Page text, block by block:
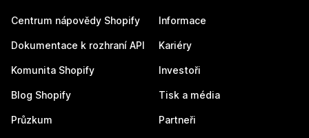
Centrum nápovědy Shopify
Dokumentace k rozhraní API
Komunita Shopify
Blog Shopify
Průzkum
Informace
Kariéry
Investoři
Tisk a média
Partneři